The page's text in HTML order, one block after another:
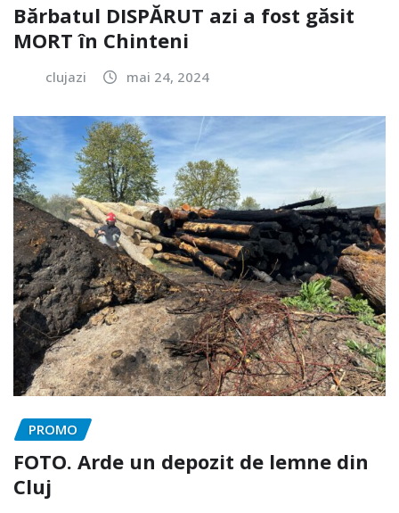
Bărbatul DISPĂRUT azi a fost găsit
MORT în Chinteni
clujazi mai 24, 2024
PROMO
FOTO. Arde un depozit de lemne din
Cluj